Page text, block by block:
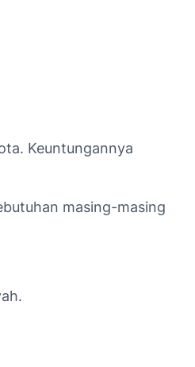
Keuntungannya
masing-masing